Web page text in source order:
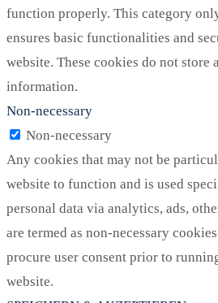
function properly. This category
ensures basic functionalities and
website. These cookies do not store
information.
Non-necessary
Non-necessary
Any cookies that may not be
website to function and is used
personal data via analytics, ads,
are termed as non-necessary
procure user consent prior to
website.